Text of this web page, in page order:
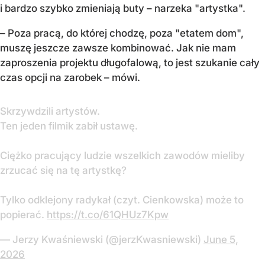
i bardzo szybko zmieniają buty – narzeka "artystka".
– Poza pracą, do której chodzę, poza "etatem dom",
muszę jeszcze zawsze kombinować. Jak nie mam
zaproszenia projektu długofalową, to jest szukanie cały
czas opcji na zarobek – mówi.
Skrzywdzili artystów.
Ten jeden filmik zabił ustawę.
Ciężko pracujący ludzie wszelkich zawodów mieliby
zrzucać się na tę artystkę?
Tylko odklejony radykał (czyt. Cienkowska) może to
popierać. https://t.co/61QHUz7Kpw
— Jerzy Kwaśniewski (@jerzKwasniewski) June 5,
2026